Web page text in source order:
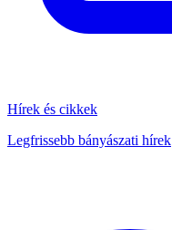
Hírek és cikkek
Legfrissebb bányászati hírek